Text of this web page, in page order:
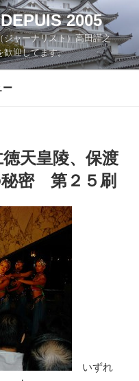
2005
ジャーナリスト）高田謹之
稿を歓迎してます。
ー
天皇陵、保渡
秘密 第２５刷
いずれ